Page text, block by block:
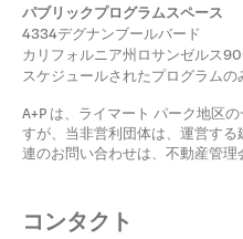
パブリックプログラムスペース
4334デグナンブールバード
カリフォルニア州ロサンゼルス
スケジュールされたプログラムの
A+P は、ライマート パーク地区
すが、当非営利団体は、運営す
連のお問い合わせは、不動産管理
コンタクト